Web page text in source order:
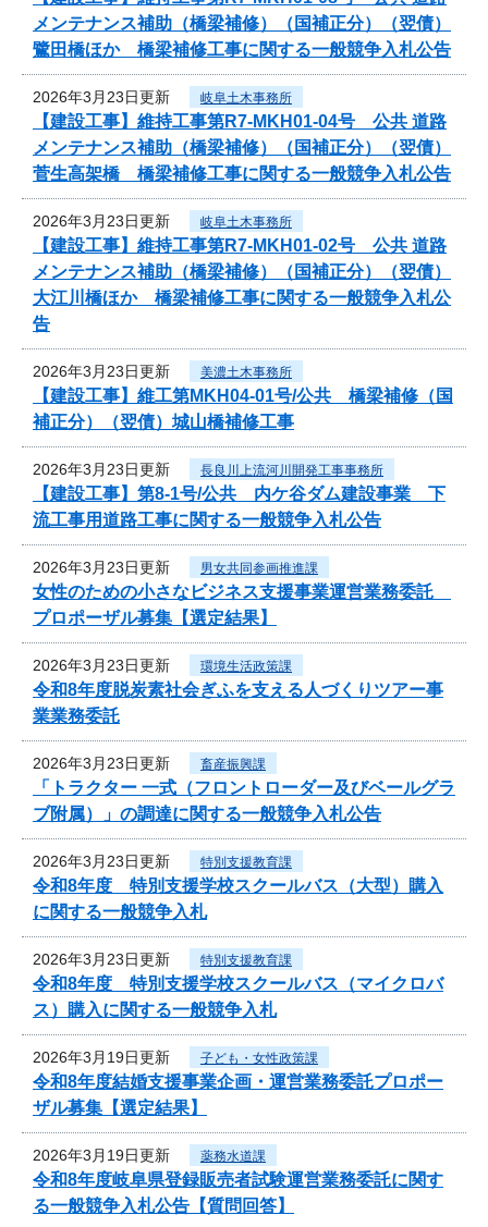
メンテナンス補助（橋梁補修）（国補正分）（翌債）
鷺田橋ほか 橋梁補修工事に関する一般競争入札公告
2026年3月23日更新 岐阜土木事務所
【建設工事】維持工事第R7-MKH01-04号 公共 道路
メンテナンス補助（橋梁補修）（国補正分）（翌債）
菅生高架橋 橋梁補修工事に関する一般競争入札公告
2026年3月23日更新 岐阜土木事務所
【建設工事】維持工事第R7-MKH01-02号 公共 道路
メンテナンス補助（橋梁補修）（国補正分）（翌債）
大江川橋ほか 橋梁補修工事に関する一般競争入札公
告
2026年3月23日更新 美濃土木事務所
【建設工事】維工第MKH04-01号/公共 橋梁補修（国
補正分）（翌債）城山橋補修工事
2026年3月23日更新 長良川上流河川開発工事事務所
【建設工事】第8-1号/公共 内ケ谷ダム建設事業 下
流工事用道路工事に関する一般競争入札公告
2026年3月23日更新 男女共同参画推進課
女性のための小さなビジネス支援事業運営業務委託
プロポーザル募集【選定結果】
2026年3月23日更新 環境生活政策課
令和8年度脱炭素社会ぎふを支える人づくりツアー事
業業務委託
2026年3月23日更新 畜産振興課
「トラクター 一式（フロントローダー及びベールグラ
ブ附属）」の調達に関する一般競争入札公告
2026年3月23日更新 特別支援教育課
令和8年度 特別支援学校スクールバス（大型）購入
に関する一般競争入札
2026年3月23日更新 特別支援教育課
令和8年度 特別支援学校スクールバス（マイクロバ
ス）購入に関する一般競争入札
2026年3月19日更新 子ども・女性政策課
令和8年度結婚支援事業企画・運営業務委託プロポー
ザル募集【選定結果】
2026年3月19日更新 薬務水道課
令和8年度岐阜県登録販売者試験運営業務委託に関す
る一般競争入札公告【質問回答】